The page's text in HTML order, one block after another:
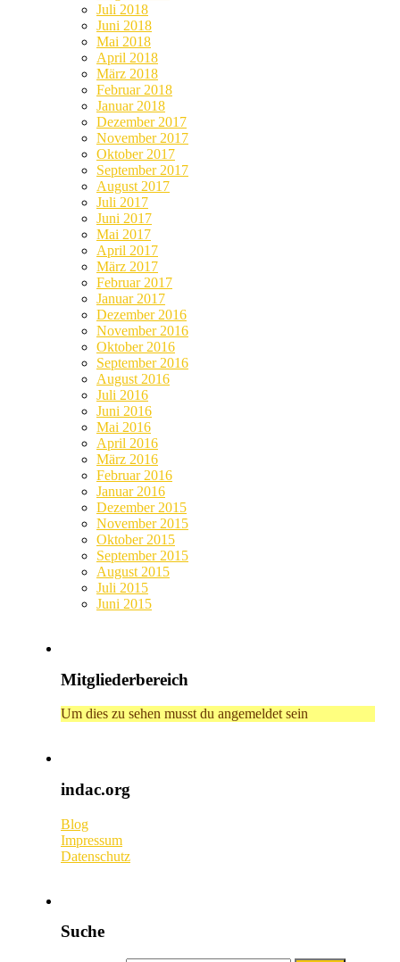
Juli 2018
Juni 2018
Mai 2018
April 2018
März 2018
Februar 2018
Januar 2018
Dezember 2017
November 2017
Oktober 2017
September 2017
August 2017
Juli 2017
Juni 2017
Mai 2017
April 2017
März 2017
Februar 2017
Januar 2017
Dezember 2016
November 2016
Oktober 2016
September 2016
August 2016
Juli 2016
Juni 2016
Mai 2016
April 2016
März 2016
Februar 2016
Januar 2016
Dezember 2015
November 2015
Oktober 2015
September 2015
August 2015
Juli 2015
Juni 2015
Mitgliederbereich
Um dies zu sehen musst du angemeldet sein
indac.org
Blog
Impressum
Datenschutz
Suche